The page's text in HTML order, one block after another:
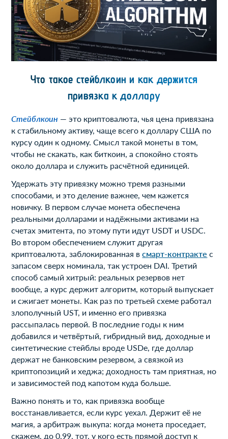
Что такое стейблкоин и как держится
привязка к доллару
Стейблкоин — это криптовалюта, чья цена привязана
к стабильному активу, чаще всего к доллару США по
курсу один к одному. Смысл такой монеты в том,
чтобы не скакать, как биткоин, а спокойно стоять
около доллара и служить расчётной единицей.
Удержать эту привязку можно тремя разными
способами, и это деление важнее, чем кажется
новичку. В первом случае монета обеспечена
реальными долларами и надёжными активами на
счетах эмитента, по этому пути идут USDT и USDC.
Во втором обеспечением служит другая
криптовалюта, заблокированная всмарт-контракте с
запасом сверх номинала, так устроен DAI. Третий
способ самый хитрый: реальных резервов нет
вообще, а курс держит алгоритм, который выпускает
и сжигает монеты. Как раз по третьей схеме работал
злополучный UST, и именно его привязка
рассыпалась первой. В последние годы к ним
добавился и четвёртый, гибридный вид, доходные и
синтетические стейблы вроде USDe, где доллар
держат не банковским резервом, а связкой из
криптопозиций и хеджа; доходность там приятная, но
и зависимостей под капотом куда больше.
Важно понять и то, как привязка вообще
восстанавливается, если курс уехал. Держит её не
магия, а арбитраж выкупа: когда монета проседает,
скажем, до 0,99, тот, у кого есть прямой доступ к